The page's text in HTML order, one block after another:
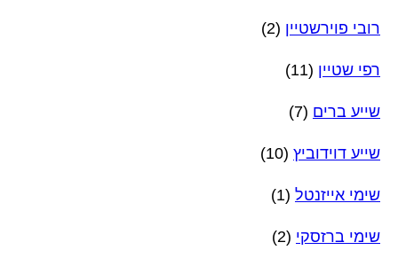
רובי פוירשטיין (2)
רפי שטיין (11)
שייע ברים (7)
שייע דוידוביץ (10)
שימי אייזנטל (1)
שימי ברזסקי (2)